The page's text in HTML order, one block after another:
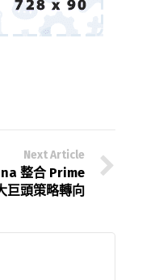
Next Article
整合 Prime
巨頭策略轉向